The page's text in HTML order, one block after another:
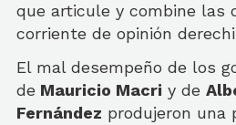
que articule y combine las
corriente de opinión
El mal desempeño de los
de Mauricio Macri y de
Fernández produjeron una